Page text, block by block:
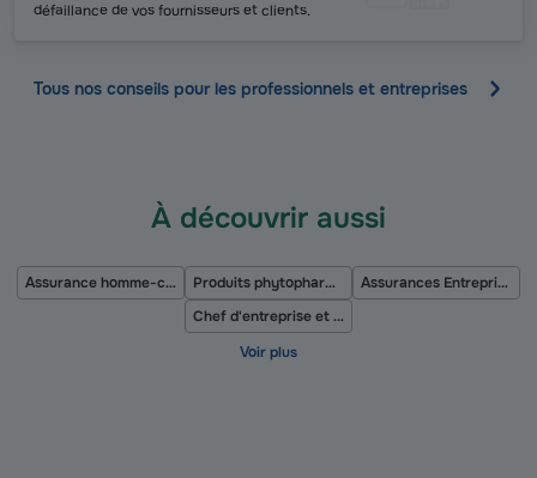
défaillance de vos fournisseurs et clients.
Tous nos conseils pour les professionnels et entreprises
À découvrir aussi
Assurance homme-clé ou femme-clé Produits phytopharmaceutiques
Assurances Entreprises de Services du Numérique (ESN)
Chef d'entreprise et accidents du travail